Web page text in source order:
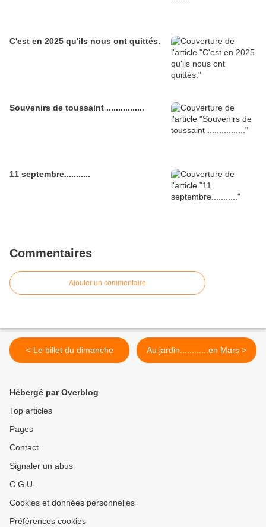
C'est en 2025 qu'ils nous ont quittés.
Souvenirs de toussaint ................
11 septembre...........
Commentaires
Ajouter un commentaire
< Le billet du dimanche Au jardin............en Mars >
Hébergé par Overblog
Top articles
Pages
Contact
Signaler un abus
C.G.U.
Cookies et données personnelles
Préférences cookies